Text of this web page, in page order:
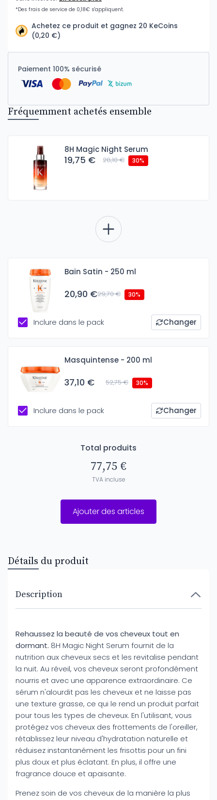
Achetez ce produit et gagnez 20 KeCoins
(0,20 €)
Paiement 100% sécurisé
Fréquemment achetés ensemble
8H Magic Night Serum
19,75 € 28,10 € 30%
Bain Satin - 250 ml
20,90 €29,70 € 30%
Inclure dans le pack Changer
Masquintense - 200 ml
37,10 € 52,75 € 30%
Inclure dans le pack Changer
Total produits
77,75 €
TVA incluse
Ajouter des articles
Détails du produit
Description
Rehaussez la beauté de vos cheveux tout en
dormant. 8H Magic Night Serum fournit de la
nutrition aux cheveux secs et les revitalise pendant
la nuit. Au réveil, vos cheveux seront profondément
nourris et avec une apparence extraordinaire. Ce
sérum n'alourdit pas les cheveux et ne laisse pas
une texture grasse, ce qui le rend un produit parfait
pour tous les types de cheveux. En l'utilisant, vous
protégez vos cheveux des frottements de l'oreiller,
rétablissez leur niveau d'hydratation naturelle et
réduisez instantanément les frisottis pour un fini
plus doux et plus éclatant. En plus, il offre une
fragrance douce et apaisante.
Prenez soin de vos cheveux de la manière la plus